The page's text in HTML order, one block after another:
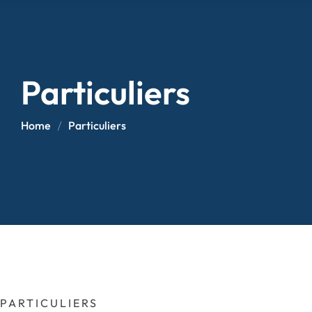
Particuliers
Home Particuliers
PARTICULIERS